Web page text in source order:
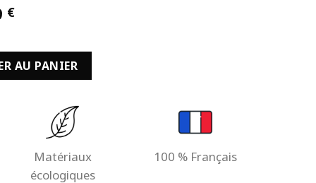
€.
€Le
actuel
est :
149,99 €.
en Tissu et en Acier avec Largeur de 300 Cm
AU PANIER
Matériaux
écologiques
100 % Français